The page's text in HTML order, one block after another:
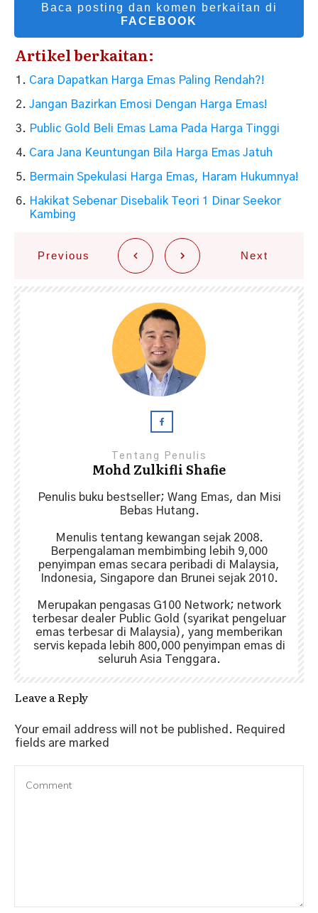
Baca posting dan komen berkaitan di
FACEBOOK
Artikel berkaitan:
Cara Dapatkan Harga Emas Paling Rendah?!
Jangan Bazirkan Emosi Dengan Harga Emas!
Public Gold Beli Emas Lama Pada Harga Tinggi
Cara Jana Keuntungan Bila Harga Emas Jatuh
Bermain Spekulasi Harga Emas, Haram Hukumnya!
Hakikat Sebenar Disebalik Teori 1 Dinar Seekor
Kambing
Previous Next
Tentang Penulis
Mohd Zulkifli Shafie
Penulis buku bestseller; Wang Emas, dan Misi
Bebas Hutang.
Menulis tentang kewangan sejak 2008.
Berpengalaman membimbing lebih 9,000
penyimpan emas secara peribadi di Malaysia,
Indonesia, Singapore dan Brunei sejak 2010.
Merupakan pengasas G100 Network; network
terbesar dealer Public Gold (syarikat pengeluar
emas terbesar di Malaysia), yang memberikan
servis kepada lebih 800,000 penyimpan emas di
seluruh Asia Tenggara.
Leave a Reply
Your email address will not be published. Required
fields are marked